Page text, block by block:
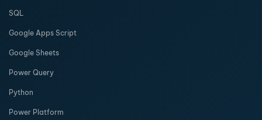
SQL
Google Apps Script
Google Sheets
Power Query
Python
Power Platform